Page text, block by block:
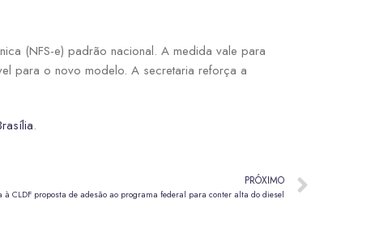
(NFS-e) padrão nacional. A medida vale para
para o novo modelo. A secretaria reforça a
.
PRÓXIMO
à CLDF proposta de adesão ao programa federal para conter alta do diesel